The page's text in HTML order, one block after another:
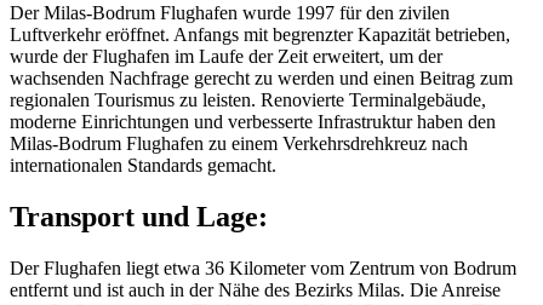
Der Milas-Bodrum Flughafen wurde 1997 für den zivilen
Luftverkehr eröffnet. Anfangs mit begrenzter Kapazität betrieben,
wurde der Flughafen im Laufe der Zeit erweitert, um der
wachsenden Nachfrage gerecht zu werden und einen Beitrag zum
regionalen Tourismus zu leisten. Renovierte Terminalgebäude,
moderne Einrichtungen und verbesserte Infrastruktur haben den
Milas-Bodrum Flughafen zu einem Verkehrsdrehkreuz nach
internationalen Standards gemacht.
Transport und Lage:
Der Flughafen liegt etwa 36 Kilometer vom Zentrum von Bodrum
entfernt und ist auch in der Nähe des Bezirks Milas. Die Anreise